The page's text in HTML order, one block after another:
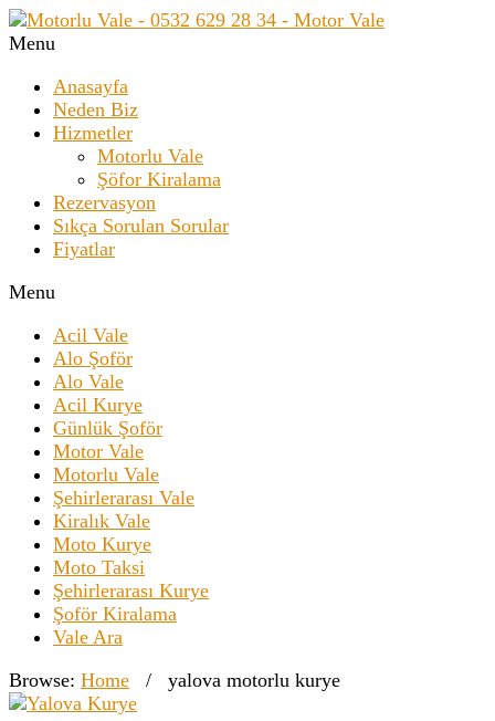
Menu
Anasayfa
Neden Biz
Hizmetler
Motorlu Vale
Şöfor Kiralama
Rezervasyon
Sıkça Sorulan Sorular
Fiyatlar
Menu
Acil Vale
Alo Şoför
Alo Vale
Acil Kurye
Günlük Şoför
Motor Vale
Motorlu Vale
Şehirlerarası Vale
Kiralık Vale
Moto Kurye
Moto Taksi
Şehirlerarası Kurye
Şoför Kiralama
Vale Ara
Browse: Home / yalova motorlu kurye